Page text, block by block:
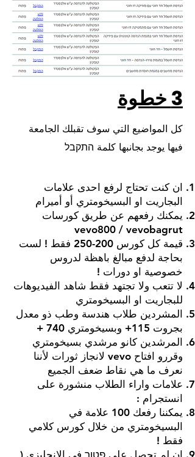
3 خطوة
كل المواضيع التي سوف تقبلك الجامعة
فيها يوجد بجانبها كلمة התקבל
ان كنت تحتاج لرفع احدى علامات
البجاريت او البسيخومتري أو أميرام
يمكنك رفعهم عن طريق كورسات
vevo800 / vevobagrut
قيمة كل كورس 200-250 فقط ! لست
بحاجة لدفع مبالغ باهظة لدروس
خصوصية او دورات !
لا تتعب ولا تجتهد فقط شاهد الفيديوهات
للبجاريت او البسيخومتري
المشردين طلاب هندسة وطب ذو معدل
بجروت 115+ وبسيخومتري 740 +
المرشدين كانو مرشدي بسيخومتري
وقررو افتاح vevo لانجاز ثورات لأننا
نعرف ما هي نقاط ضعف الجميع
علامات واراء الطلاب منشورة على
انستجرام :
يمكننا رفعك 100 علامة في
البسيخومتري من خلال كورس كلامي
فقط !
ان لم تحصل على פטור في الإنجليزي (